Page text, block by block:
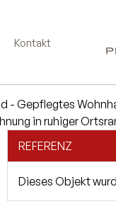
Kontakt
REFERENZ
Dieses Objekt